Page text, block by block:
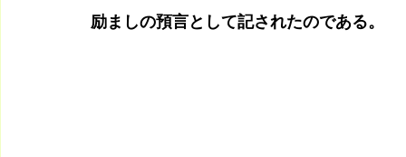
励ましの預言として記されたのである。